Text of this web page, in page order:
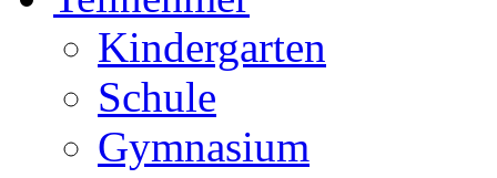
Kindergarten
Schule
Gymnasium